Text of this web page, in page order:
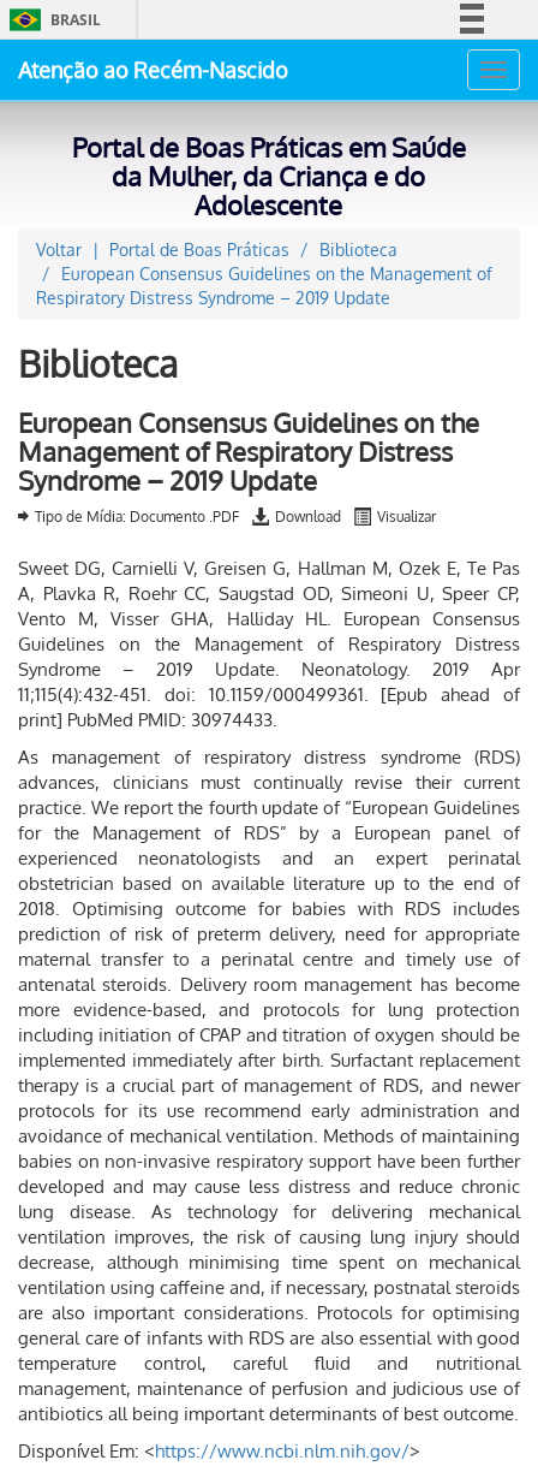
BRASIL
Acesso à informação
Atenção ao Recém-Nascido
Portal de Boas Práticas em Saúde
da Mulher, da Criança e do
Adolescente
Voltar Portal de Boas Práticas
Biblioteca
European Consensus Guidelines on the Management of
Respiratory Distress Syndrome – 2019 Update
Biblioteca
European Consensus Guidelines on the
Management of Respiratory Distress
Syndrome – 2019 Update
Tipo de Mídia: Documento .PDF Download Visualizar
Sweet DG, Carnielli V, Greisen G, Hallman M, Ozek E, Te Pas
A, Plavka R, Roehr CC, Saugstad OD, Simeoni U, Speer CP,
Vento M, Visser GHA, Halliday HL. European Consensus
Guidelines on the Management of Respiratory Distress
Syndrome – 2019 Update. Neonatology. 2019 Apr
11;115(4):432-451. doi: 10.1159/000499361. [Epub ahead of
print] PubMed PMID: 30974433.
As management of respiratory distress syndrome (RDS)
advances, clinicians must continually revise their current
practice. We report the fourth update of “European Guidelines
for the Management of RDS” by a European panel of
experienced neonatologists and an expert perinatal
obstetrician based on available literature up to the end of
2018. Optimising outcome for babies with RDS includes
prediction of risk of preterm delivery, need for appropriate
maternal transfer to a perinatal centre and timely use of
antenatal steroids. Delivery room management has become
more evidence-based, and protocols for lung protection
including initiation of CPAP and titration of oxygen should be
implemented immediately after birth. Surfactant replacement
therapy is a crucial part of management of RDS, and newer
protocols for its use recommend early administration and
avoidance of mechanical ventilation. Methods of maintaining
babies on non-invasive respiratory support have been further
developed and may cause less distress and reduce chronic
lung disease. As technology for delivering mechanical
ventilation improves, the risk of causing lung injury should
decrease, although minimising time spent on mechanical
ventilation using caffeine and, if necessary, postnatal steroids
are also important considerations. Protocols for optimising
general care of infants with RDS are also essential with good
temperature control, careful fluid and nutritional
management, maintenance of perfusion and judicious use of
antibiotics all being important determinants of best outcome.
Disponível Em: <https://www.ncbi.nlm.nih.gov/>